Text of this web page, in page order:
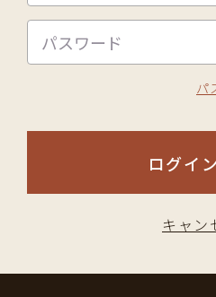
パ
ログイ
キャン